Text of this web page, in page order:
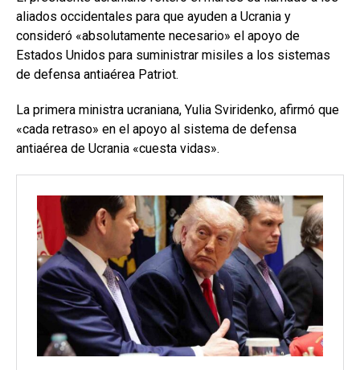
aliados occidentales para que ayuden a Ucrania y
consideró «absolutamente necesario» el apoyo de
Estados Unidos para suministrar misiles a los sistemas
de defensa antiaérea Patriot.
La primera ministra ucraniana, Yulia Sviridenko, afirmó que
«cada retraso» en el apoyo al sistema de defensa
antiaérea de Ucrania «cuesta vidas».